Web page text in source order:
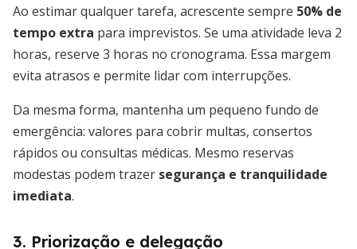
Ao estimar qualquer tarefa, acrescente sempre 50% de
tempo extra para imprevistos. Se uma atividade leva 2
horas, reserve 3 horas no cronograma. Essa margem
evita atrasos e permite lidar com interrupções.
Da mesma forma, mantenha um pequeno fundo de
emergência: valores para cobrir multas, consertos
rápidos ou consultas médicas. Mesmo reservas
modestas podem trazer segurança e tranquilidade
imediata.
3. Priorização e delegação